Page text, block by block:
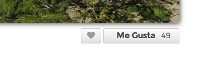
Me Gusta 49